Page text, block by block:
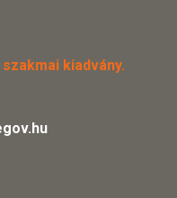
kiadvány.